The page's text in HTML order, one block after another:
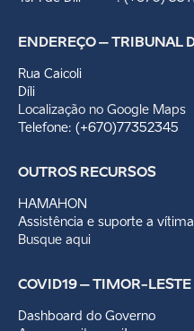
ENDEREÇO – TRIBUNAL
Rua Caicoli
Díli
Localização no Google Maps
Telefone: (+670)77352345
OUTROS RECURSOS
HAMAHON
Assistência e suporte a
Busque aqui
COVID19 – TIMOR-LESTE
Dashboard do Governo